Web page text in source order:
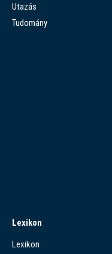
Utazás
Tudomány
Lexikon
Lexikon